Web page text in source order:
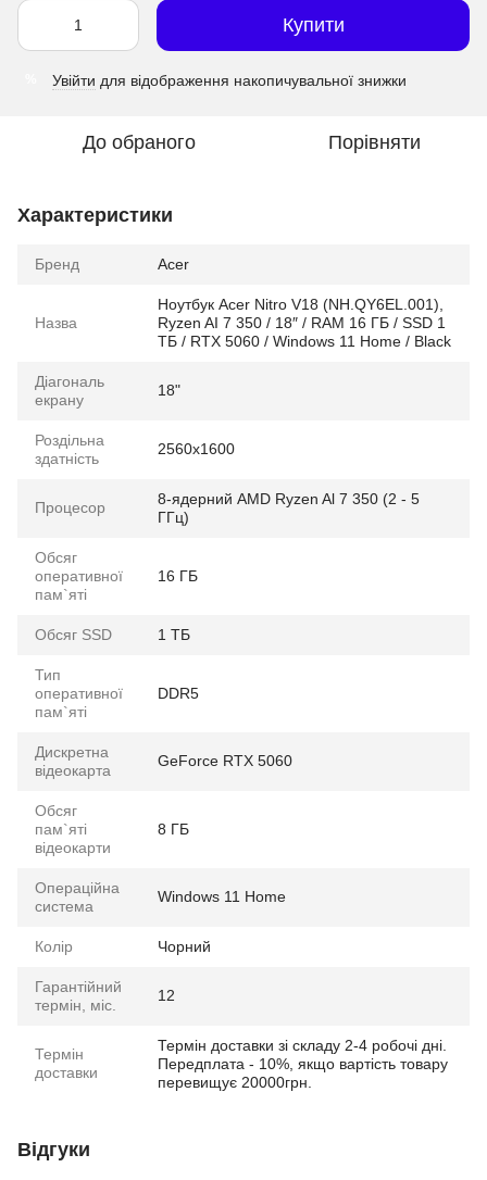
Купити
Увійти для відображення накопичувальної знижки
До обраного Порівняти
Характеристики
Бренд Acer
Назва
Ноутбук Acer Nitro V18 (NH.QY6EL.001),
Ryzen AI 7 350 / 18″ / RAM 16 ГБ / SSD 1
ТБ / RTX 5060 / Windows 11 Home / Black
Діагональ
екрану
18"
Роздільна
здатність
2560x1600
Процесор
8-ядерний AMD Ryzen Al 7 350 (2 - 5
ГГц)
Обсяг
оперативної
пам`яті
16 ГБ
Обсяг SSD 1 ТБ
Тип
оперативної
пам`яті
DDR5
Дискретна
відеокарта
GeForce RTX 5060
Обсяг
пам`яті
відеокарти
8 ГБ
Операційна
система
Windows 11 Home
Колір Чорний
Гарантійний
термін, міс.
12
Термін
доставки
Термін доставки зі складу 2-4 робочі дні.
Передплата - 10%, якщо вартість товару
перевищує 20000грн.
Відгуки